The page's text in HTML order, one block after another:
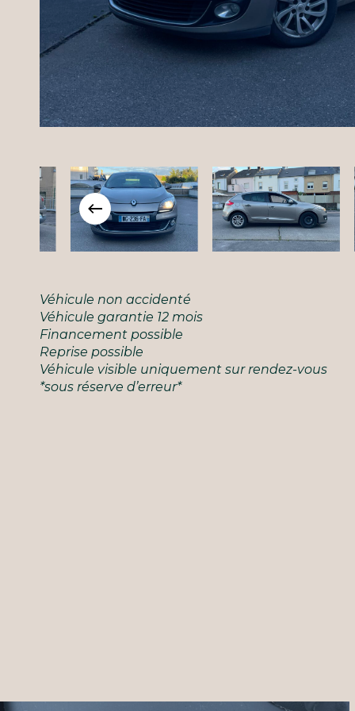
Slide
3
of
5
Véhicule non accidenté
Véhicule garantie 12 mois
Financement possible
Reprise possible
Véhicule visible uniquement sur rendez-vous
*sous réserve d’erreur*